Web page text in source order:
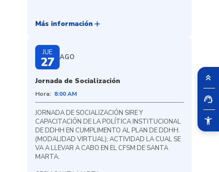
Más información add
JUE
27 AGO
Jornada de Socialización
Hora: 8:00 AM
JORNADA DE SOCIALIZACIÓN SIRE Y
CAPACITACIÓN DE LA POLÍTICA INSTITUCIONAL
DE DDHH EN CUMPLIMENTO AL PLAN DE DDHH.
(MODALIDAD VIRTUAL); ACTIVIDAD LA CUAL SE
VA A LLEVAR A CABO EN EL CFSM DE SANTA
MARTA.